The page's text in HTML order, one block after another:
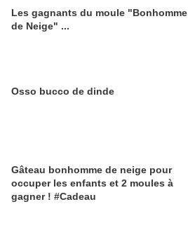
Les gagnants du moule "Bonhomme
de Neige" ...
Osso bucco de dinde
Gâteau bonhomme de neige pour
occuper les enfants et 2 moules à
gagner ! #Cadeau